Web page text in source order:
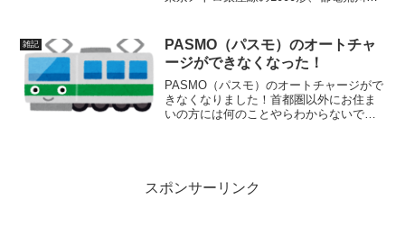
やビックリマンチョコなど。
雑記
PASMO（パスモ）のオートチャ
ージができなくなった！
PASMO（パスモ）のオートチャージがで
きなくなりました！首都圏以外にお住ま
いの方には何のことやらわからないでし
スポンサーリンク